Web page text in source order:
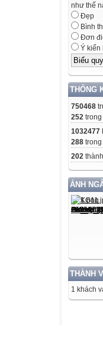
như thế
Đẹp
Bình
Đơn
Ý kiến
THỐNG
750468
252
1032477
288
202
ẢNH
THÀNH
1 khách